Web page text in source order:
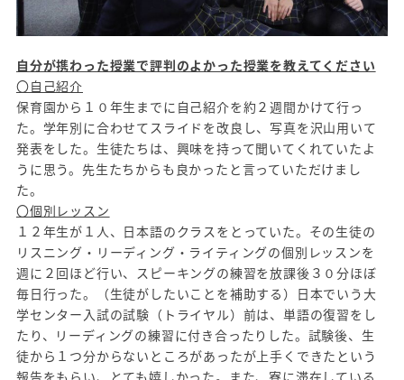
自分が携わった授業で評判のよかった授業を教えてください
〇自己紹介
保育園から１０年生までに自己紹介を約２週間かけて行っ
た。学年別に合わせてスライドを改良し、写真を沢山用いて
発表をした。生徒たちは、興味を持って聞いてくれていたよ
うに思う。先生たちからも良かったと言っていただけまし
た。
〇個別レッスン
１２年生が１人、日本語のクラスをとっていた。その生徒の
リスニング・リーディング・ライティングの個別レッスンを
週に２回ほど行い、スピーキングの練習を放課後３０分ほぼ
毎日行った。（生徒がしたいことを補助する）日本でいう大
学センター入試の試験（トライヤル）前は、単語の復習をし
たり、リーディングの練習に付き合ったりした。試験後、生
徒から１つ分からないところがあったが上手くできたという